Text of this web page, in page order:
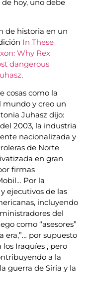
hoy, uno debe
de historia en un
In These
Why Rex
dangerous
.
cosas como la
mundo y creo un
Juhasz dijo:
2003, la industria
nacionalizada y
de Norte
en gran
firmas
Por la
ejecutivos de las
incluyendo
del
como “asesores”
era,”… por supuesto
Iraquíes , pero
a la
guerra de Siria y la